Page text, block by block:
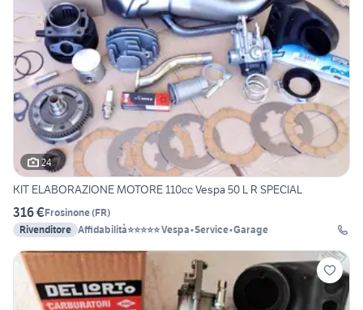
24
KIT ELABORAZIONE MOTORE 110cc Vespa 50 L R SPECIAL
316 €Frosinone(FR)
Rivenditore Affidabilità⭐⭐⭐⭐⭐ Vespa•Service•Garage